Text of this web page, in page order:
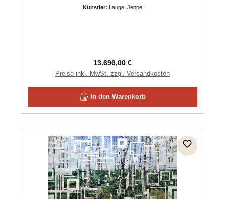
Künstler: Lauge, Jeppe
Regulärer Preis:
13.696,00 €
Preise inkl. MwSt. zzgl. Versandkosten
In den Warenkorb